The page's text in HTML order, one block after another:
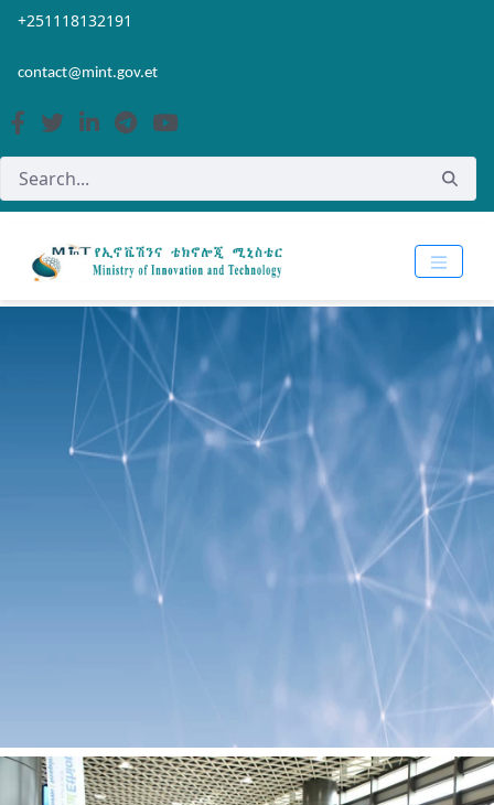
Skip to Main Content
Open Accessibility Menu
+251118132191
contact@mint.gov.et